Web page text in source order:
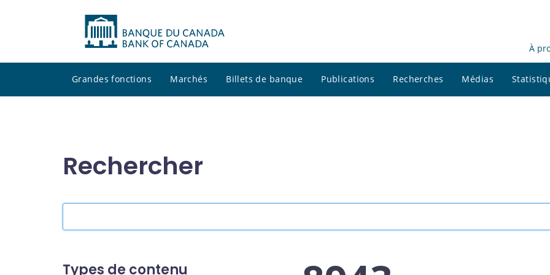
À
Grandes fonctions Marchés Billets de banque Publications Recherches Médias
Rechercher
site
Types de contenu